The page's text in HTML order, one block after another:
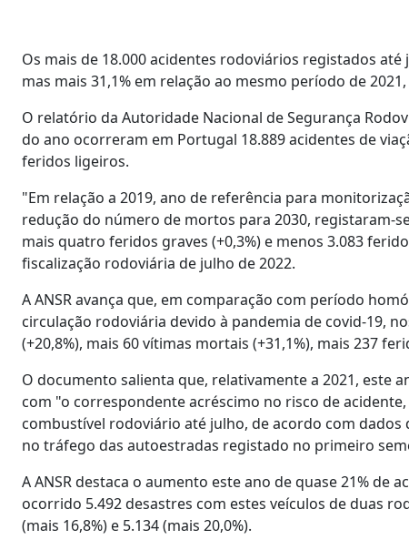
Os mais de 18.000 acidentes rodoviários registados
mas mais 31,1% em relação ao mesmo período de
O relatório da Autoridade Nacional de Segurança
do ano ocorreram em Portugal 18.889 acidentes de
feridos ligeiros.
"Em relação a 2019, ano de referência para
redução do número de mortos para 2030, registaram-
mais quatro feridos graves (+0,3%) e menos 3.083
fiscalização rodoviária de julho de 2022.
A ANSR avança que, em comparação com período
circulação rodoviária devido à pandemia de covid-19,
(+20,8%), mais 60 vítimas mortais (+31,1%), mais 237
O documento salienta que, relativamente a 2021, este
com "o correspondente acréscimo no risco de
combustível rodoviário até julho, de acordo com dados
no tráfego das autoestradas registado no primeiro
A ANSR destaca o aumento este ano de quase 21%
ocorrido 5.492 desastres com estes veículos de duas
(mais 16,8%) e 5.134 (mais 20,0%).